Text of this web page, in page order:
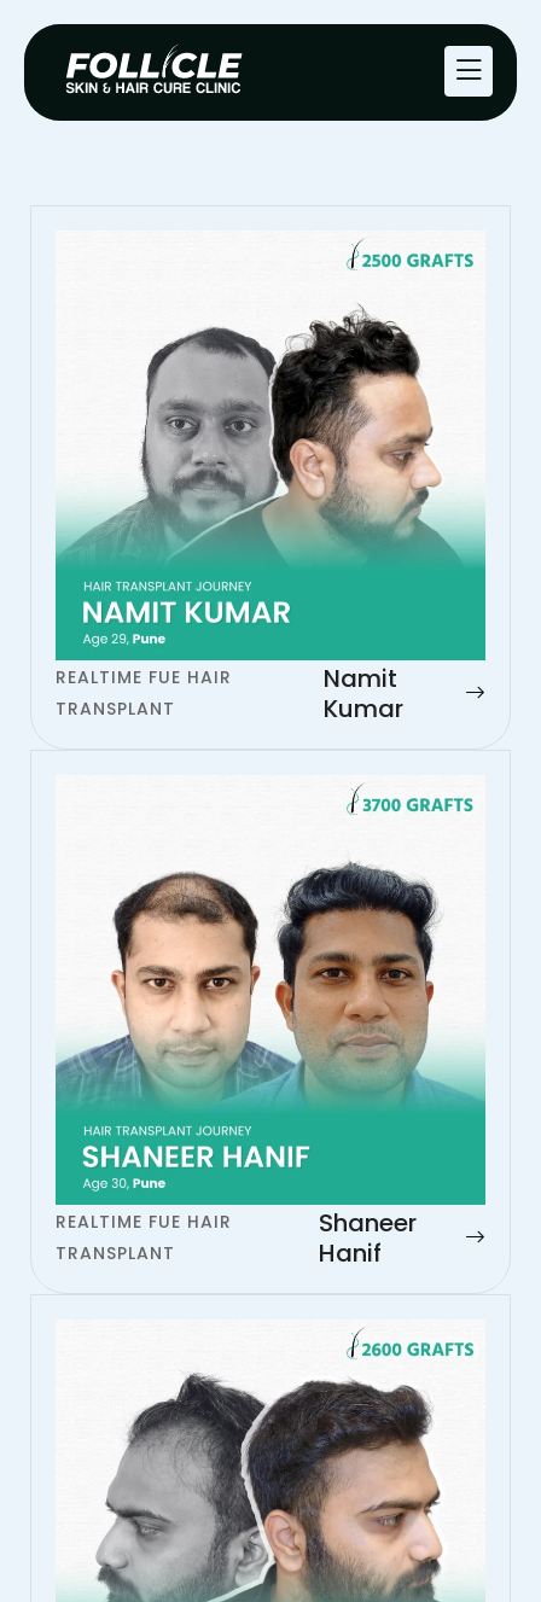
REALTIME FUE HAIR
TRANSPLANT
Namit
Kumar
REALTIME FUE HAIR
TRANSPLANT
Shaneer
Hanif